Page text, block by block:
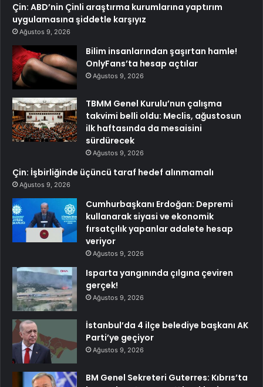
Çin: ABD’nin Çinli araştırma kurumlarına yaptırım
uygulamasına şiddetle karşıyız
Ağustos 9, 2026
Bilim insanlarından şaşırtan hamle!
OnlyFans’ta hesap açtılar
Ağustos 9, 2026
TBMM Genel Kurulu’nun çalışma
takvimi belli oldu: Meclis, ağustosun
ilk haftasında da mesaisini
sürdürecek
Ağustos 9, 2026
Çin: İşbirliğinde üçüncü taraf hedef alınmamalı
Ağustos 9, 2026
Cumhurbaşkanı Erdoğan: Depremi
kullanarak siyasi ve ekonomik
fırsatçılık yapanlar adalete hesap
veriyor
Ağustos 9, 2026
Isparta yangınında çılgına çeviren
gerçek!
Ağustos 9, 2026
İstanbul’da 4 ilçe belediye başkanı AK
Parti’ye geçiyor
Ağustos 9, 2026
BM Genel Sekreteri Guterres: Kıbrıs’ta